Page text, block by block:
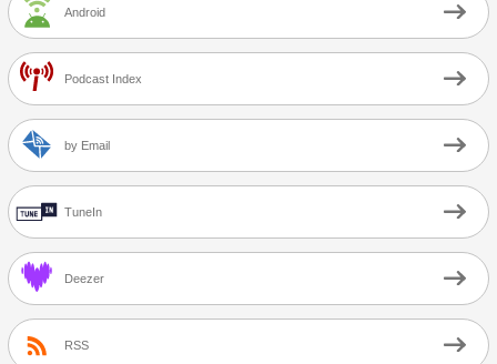
Android
Podcast Index
by Email
TuneIn
Deezer
RSS